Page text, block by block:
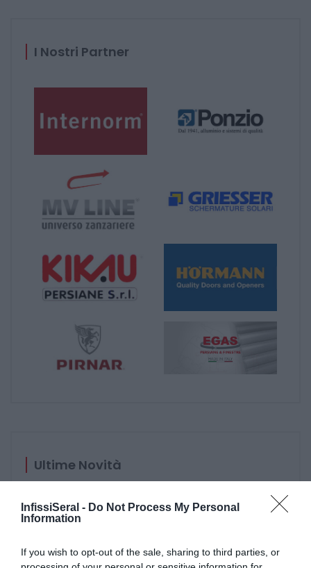
InfissiSeral - Do Not Process My Personal
Information
If you wish to opt-out of the sale, sharing to third parties, or
I Nostri Partner
Ultime Novità